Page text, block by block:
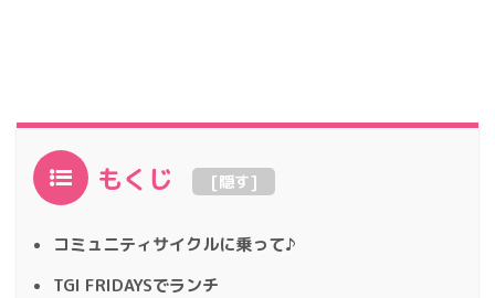
もくじ [隠す]
コミュニティサイクルに乗って♪
TGI FRIDAYSでランチ